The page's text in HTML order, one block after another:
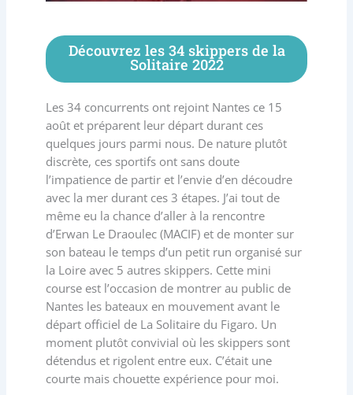
Découvrez les 34 skippers de la
Solitaire 2022
Les 34 concurrents ont rejoint Nantes ce 15
août et préparent leur départ durant ces
quelques jours parmi nous. De nature plutôt
discrète, ces sportifs ont sans doute
l’impatience de partir et l’envie d’en découdre
avec la mer durant ces 3 étapes. J’ai tout de
même eu la chance d’aller à la rencontre
d’Erwan Le Draoulec (MACIF) et de monter sur
son bateau le temps d’un petit run organisé sur
la Loire avec 5 autres skippers. Cette mini
course est l’occasion de montrer au public de
Nantes les bateaux en mouvement avant le
départ officiel de La Solitaire du Figaro. Un
moment plutôt convivial où les skippers sont
détendus et rigolent entre eux. C’était une
courte mais chouette expérience pour moi.